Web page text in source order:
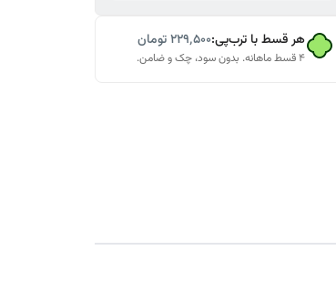
هر قسط با ترب‌پی:۲۲۹٬۵۰۰تومان
۴ قسط ماهانه. بدون سود، چک و ضامن.